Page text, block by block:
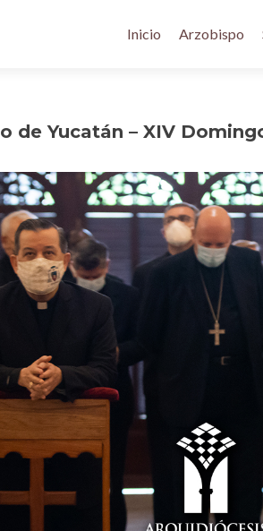
Inicio Arzobispo
de Yucatán – XIV